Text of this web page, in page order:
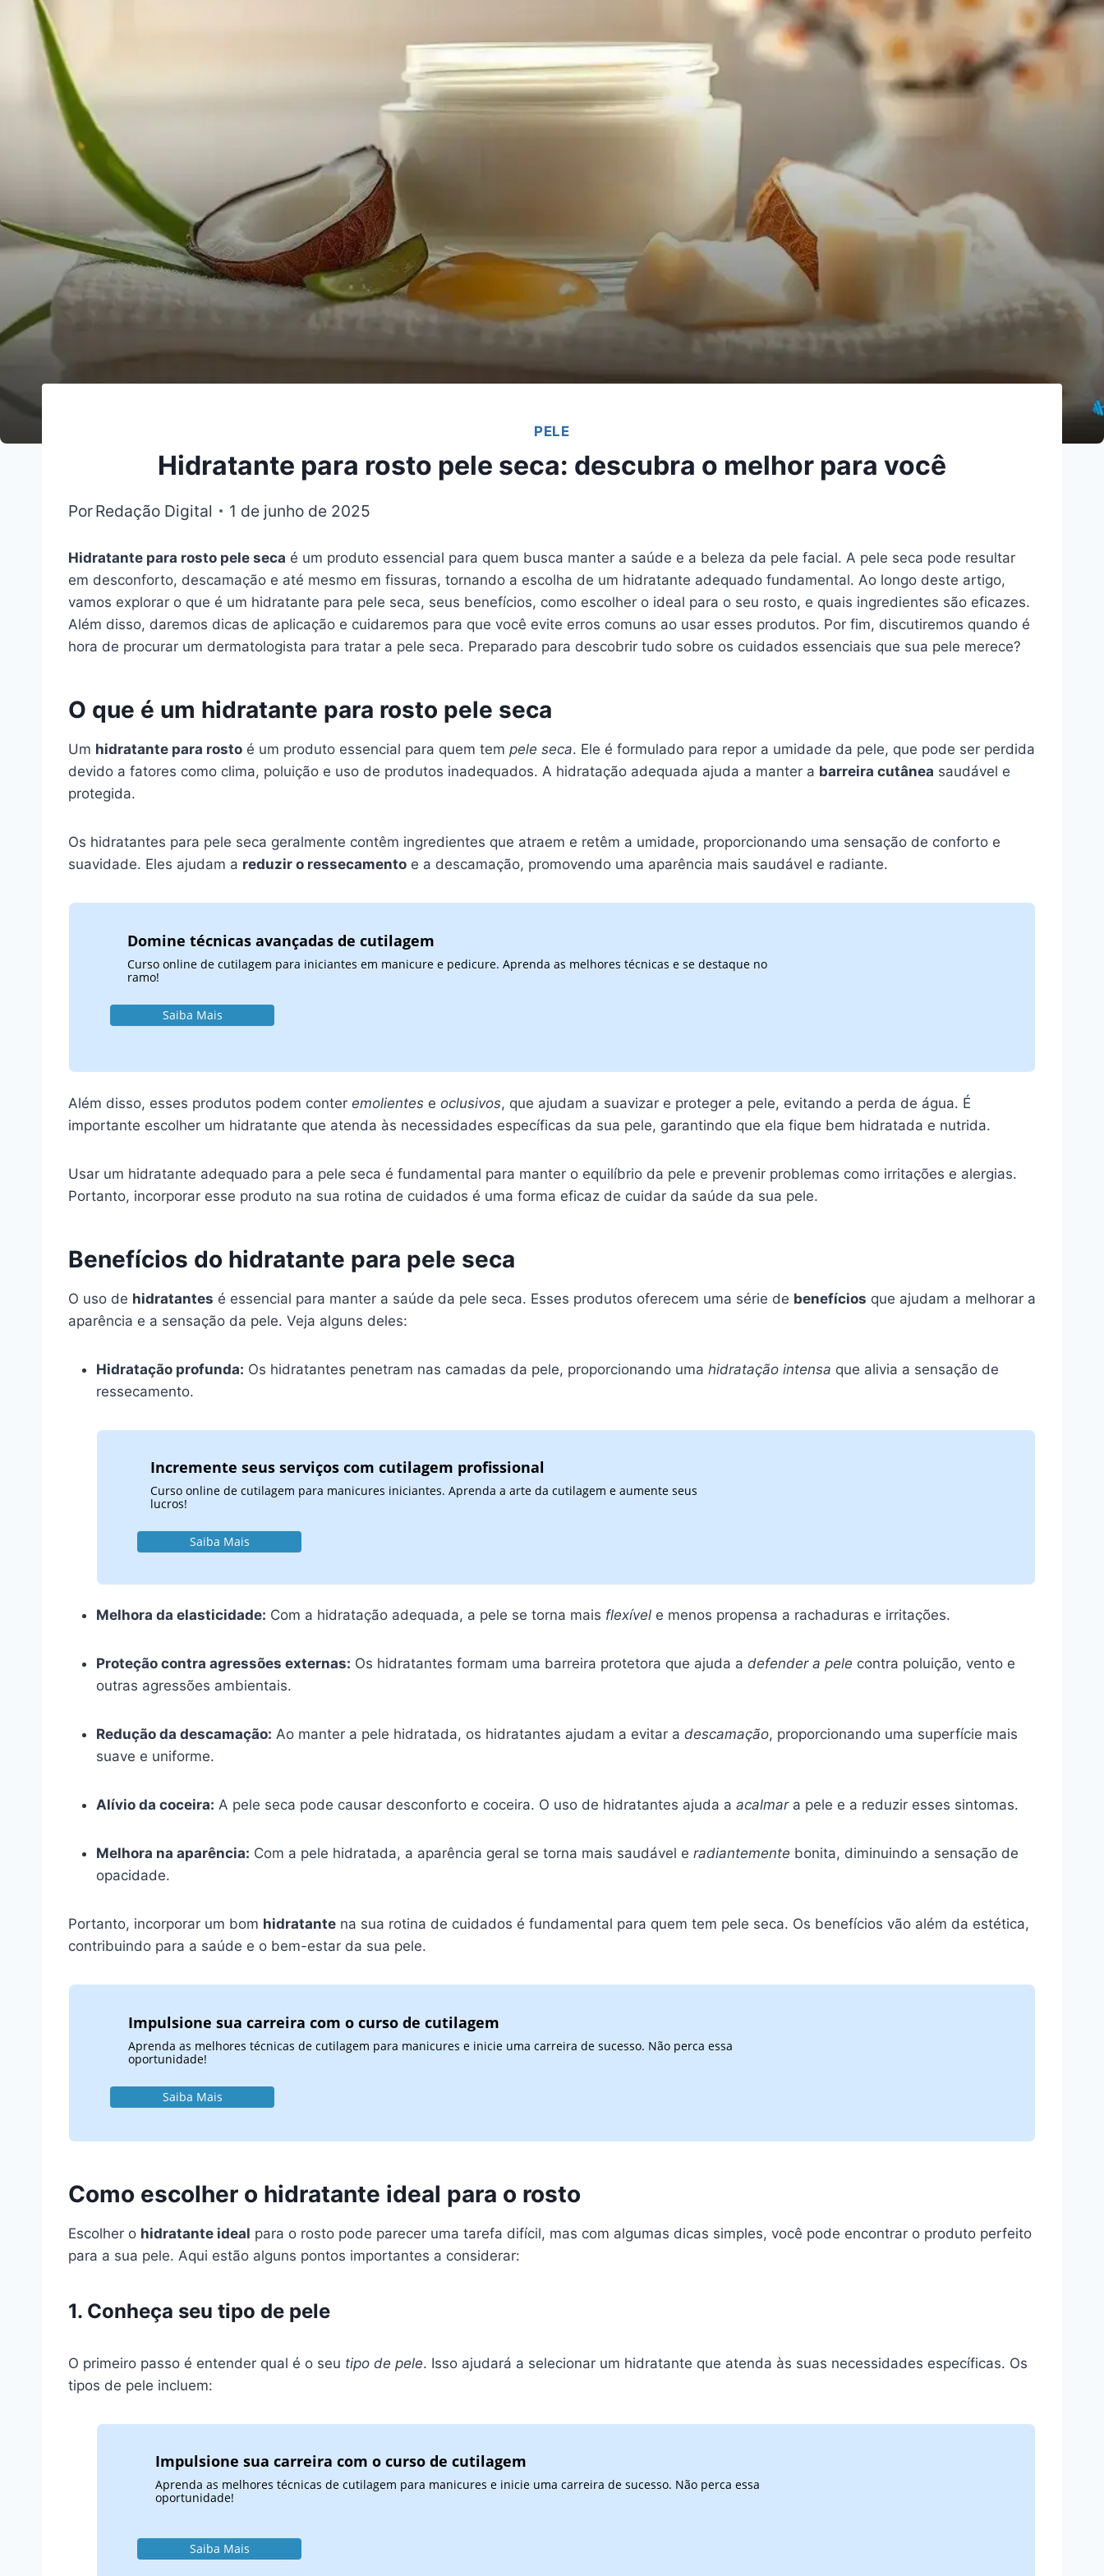
PELE
Hidratante para rosto pele seca: descubra o melhor para você
PorRedação Digital 1 de junho de 2025
Hidratante para rosto pele seca é um produto essencial para quem busca manter a saúde e a beleza da pele facial. A pele seca pode resultar
em desconforto, descamação e até mesmo em fissuras, tornando a escolha de um hidratante adequado fundamental. Ao longo deste artigo,
vamos explorar o que é um hidratante para pele seca, seus benefícios, como escolher o ideal para o seu rosto, e quais ingredientes são eficazes.
Além disso, daremos dicas de aplicação e cuidaremos para que você evite erros comuns ao usar esses produtos. Por fim, discutiremos quando é
hora de procurar um dermatologista para tratar a pele seca. Preparado para descobrir tudo sobre os cuidados essenciais que sua pele merece?
O que é um hidratante para rosto pele seca
Um hidratante para rosto é um produto essencial para quem tem pele seca. Ele é formulado para repor a umidade da pele, que pode ser perdida
devido a fatores como clima, poluição e uso de produtos inadequados. A hidratação adequada ajuda a manter a barreira cutânea saudável e
protegida.
Os hidratantes para pele seca geralmente contêm ingredientes que atraem e retêm a umidade, proporcionando uma sensação de conforto e
suavidade. Eles ajudam a reduzir o ressecamento e a descamação, promovendo uma aparência mais saudável e radiante.
Domine técnicas avançadas de cutilagem
Curso online de cutilagem para iniciantes em manicure e pedicure. Aprenda as melhores técnicas e se destaque no
ramo!
Saiba Mais
Além disso, esses produtos podem conter emolientes e oclusivos, que ajudam a suavizar e proteger a pele, evitando a perda de água. É
importante escolher um hidratante que atenda às necessidades específicas da sua pele, garantindo que ela fique bem hidratada e nutrida.
Usar um hidratante adequado para a pele seca é fundamental para manter o equilíbrio da pele e prevenir problemas como irritações e alergias.
Portanto, incorporar esse produto na sua rotina de cuidados é uma forma eficaz de cuidar da saúde da sua pele.
Benefícios do hidratante para pele seca
O uso de hidratantes é essencial para manter a saúde da pele seca. Esses produtos oferecem uma série de benefícios que ajudam a melhorar a
aparência e a sensação da pele. Veja alguns deles:
Hidratação profunda: Os hidratantes penetram nas camadas da pele, proporcionando uma hidratação intensa que alivia a sensação de
ressecamento.
Incremente seus serviços com cutilagem profissional
Curso online de cutilagem para manicures iniciantes. Aprenda a arte da cutilagem e aumente seus
lucros!
Saiba Mais
Melhora da elasticidade: Com a hidratação adequada, a pele se torna mais flexível e menos propensa a rachaduras e irritações.
Proteção contra agressões externas: Os hidratantes formam uma barreira protetora que ajuda a defender a pele contra poluição, vento e
outras agressões ambientais.
Redução da descamação: Ao manter a pele hidratada, os hidratantes ajudam a evitar a descamação, proporcionando uma superfície mais
suave e uniforme.
Alívio da coceira: A pele seca pode causar desconforto e coceira. O uso de hidratantes ajuda a acalmara pele e a reduzir esses sintomas.
Melhora na aparência: Com a pele hidratada, a aparência geral se torna mais saudável e radiantemente bonita, diminuindo a sensação de
opacidade.
Portanto, incorporar um bom hidratante na sua rotina de cuidados é fundamental para quem tem pele seca. Os benefícios vão além da estética,
contribuindo para a saúde e o bem-estar da sua pele.
Impulsione sua carreira com o curso de cutilagem
Aprenda as melhores técnicas de cutilagem para manicures e inicie uma carreira de sucesso. Não perca essa
oportunidade!
Saiba Mais
Como escolher o hidratante ideal para o rosto
Escolher o hidratante ideal para o rosto pode parecer uma tarefa difícil, mas com algumas dicas simples, você pode encontrar o produto perfeito
para a sua pele. Aqui estão alguns pontos importantes a considerar:
1. Conheça seu tipo de pele
O primeiro passo é entender qual é o seu tipo de pele. Isso ajudará a selecionar um hidratante que atenda às suas necessidades específicas. Os
tipos de pele incluem:
Impulsione sua carreira com o curso de cutilagem
Aprenda as melhores técnicas de cutilagem para manicures e inicie uma carreira de sucesso. Não perca essa
oportunidade!
Saiba Mais